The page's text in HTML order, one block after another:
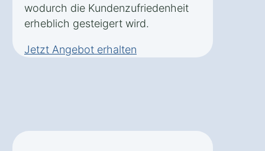
wodurch die Kundenzufriedenheit
erheblich gesteigert wird.
Jetzt Angebot erhalten